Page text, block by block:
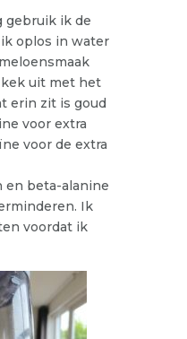
gebruik ik de
oplos in water
uit met het
erin zit is goud
voor extra
voor de extra
en beta-alanine
Ik
voordat ik